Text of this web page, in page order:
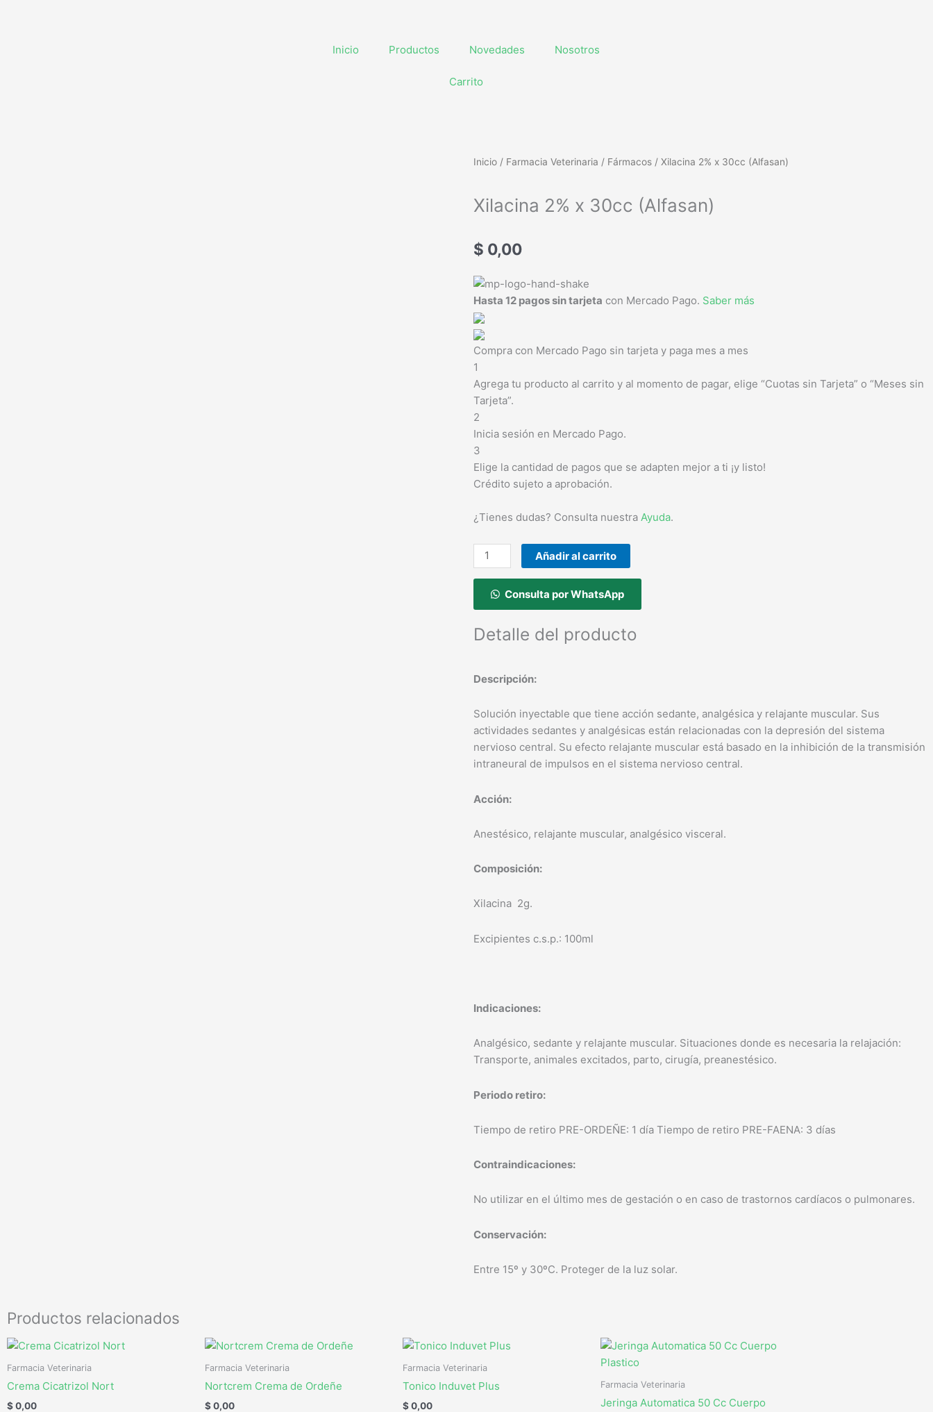
Inicio Productos Novedades Nosotros
Carrito
Inicio / Farmacia Veterinaria / Fármacos / Xilacina 2% x 30cc (Alfasan)
Xilacina 2% x 30cc (Alfasan)
$ 0,00
Hasta 12 pagos sin tarjeta con Mercado Pago. Saber más
Compra con Mercado Pago sin tarjeta y paga mes a mes
1
Agrega tu producto al carrito y al momento de pagar, elige “Cuotas sin Tarjeta” o “Meses sin
Tarjeta”.
2
Inicia sesión en Mercado Pago.
3
Elige la cantidad de pagos que se adapten mejor a ti ¡y listo!
Crédito sujeto a aprobación.
¿Tienes dudas? Consulta nuestra Ayuda.
Xilacina
2%
x
30cc
(Alfasan)
cantidad
Añadir al carrito
Consulta por WhatsApp
Detalle del producto
Descripción:
Solución inyectable que tiene acción sedante, analgésica y relajante muscular. Sus
actividades sedantes y analgésicas están relacionadas con la depresión del sistema
nervioso central. Su efecto relajante muscular está basado en la inhibición de la transmisión
intraneural de impulsos en el sistema nervioso central.
Acción:
Anestésico, relajante muscular, analgésico visceral.
Composición:
Xilacina 2g.
Excipientes c.s.p.: 100ml
Indicaciones:
Analgésico, sedante y relajante muscular. Situaciones donde es necesaria la relajación:
Transporte, animales excitados, parto, cirugía, preanestésico.
Periodo retiro:
Tiempo de retiro PRE-ORDEÑE: 1 día Tiempo de retiro PRE-FAENA: 3 días
Contraindicaciones:
No utilizar en el último mes de gestación o en caso de trastornos cardíacos o pulmonares.
Conservación:
Entre 15º y 30ºC. Proteger de la luz solar.
Productos relacionados
Farmacia Veterinaria
Crema Cicatrizol Nort
$0,00
Farmacia Veterinaria
Nortcrem Crema de Ordeñe
$0,00
Farmacia Veterinaria
Tonico Induvet Plus
$0,00
Farmacia Veterinaria
Jeringa Automatica 50 Cc Cuerpo